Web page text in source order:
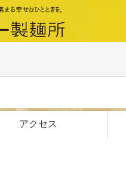
アクセス